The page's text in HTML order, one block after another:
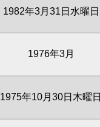
1982年3月31日水曜日
1976年3月
1975年10月30日木曜日